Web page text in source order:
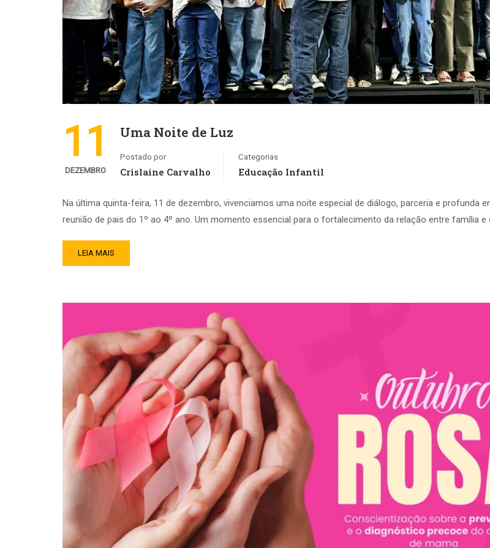
11
DEZEMBRO
Uma Noite de Luz
Postado por
Crislaine Carvalho
Categorias
Educação Infantil
Na última quinta-feira, 11 de dezembro, vivenciamos uma noite especial de diálogo, parceria e profunda
reunião de pais do 1º ao 4º ano. Um momento essencial para o fortalecimento da relação entre família e
LEIA MAIS